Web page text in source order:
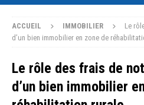
ACCUEIL IMMOBILIER
Le
d’un bien immobilier en zone de
Le rôle des frais de
d’un bien immobilier